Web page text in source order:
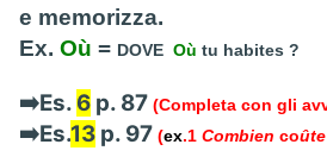
e memorizza.
Ex. Où = DOVE Où tu habites ?
➡️Es. 6 p. 87 (Completa con gli
➡️Es.13 p. 97 (ex.1 Combien co